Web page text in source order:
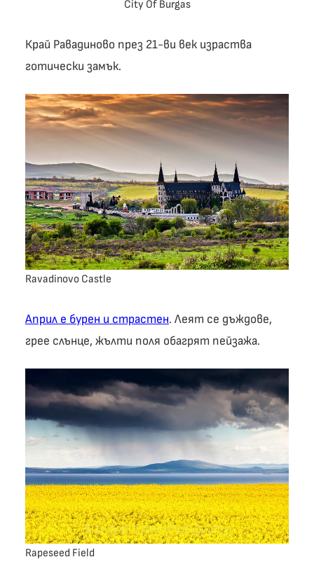
City Of Burgas
Край Равадиново през 21-ви век израства
готически замък.
Ravadinovo Castle
Април е бурен и страстен. Леят се дъждове,
грее слънце, жълти поля обагрят пейзажа.
Rapeseed Field